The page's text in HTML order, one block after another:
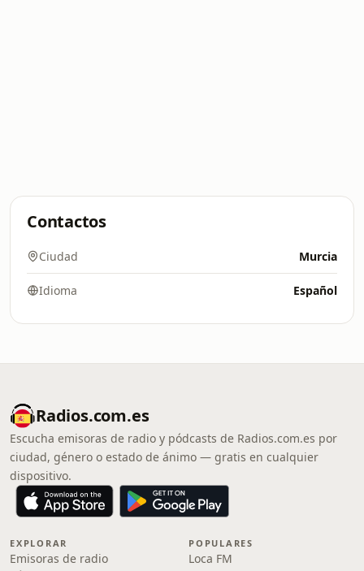
Contactos
Ciudad Murcia
Idioma Español
Radios.com.es
Escucha emisoras de radio y pódcasts de Radios.com.es por
ciudad, género o estado de ánimo — gratis en cualquier
dispositivo.
EXPLORAR
Emisoras de radio
POPULARES
Loca FM